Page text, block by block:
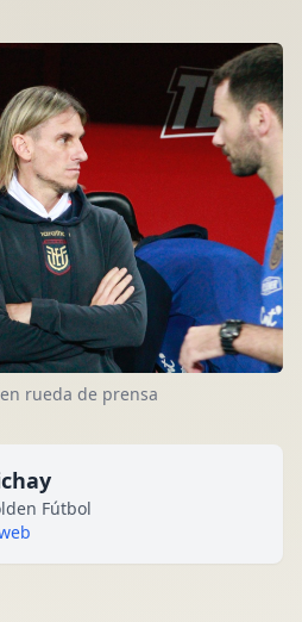
rueda de prensa
Fútbol